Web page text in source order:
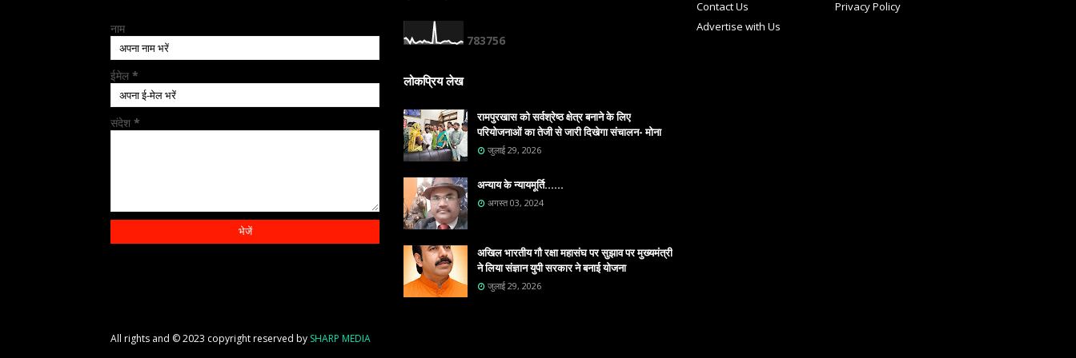
नाम
ईमेल *
संदेश *
783756
लोकप्रिय लेख
रामपुरखास को सर्वश्रेष्ठ क्षेत्र बनाने के लिए
परियोजनाओं का तेजी से जारी दिखेगा संचालन- मोना
जुलाई 29, 2026
अन्याय के न्यायमूर्ति......
अगस्त 03, 2024
अखिल भारतीय गौ रक्षा महासंघ पर सुझाव पर मुख्यमंत्री
ने लिया संज्ञान युपी सरकार ने बनाई योजना
जुलाई 29, 2026
Contact Us
Privacy Policy
Advertise with Us
All rights and © 2023 copyright reserved by SHARP MEDIA